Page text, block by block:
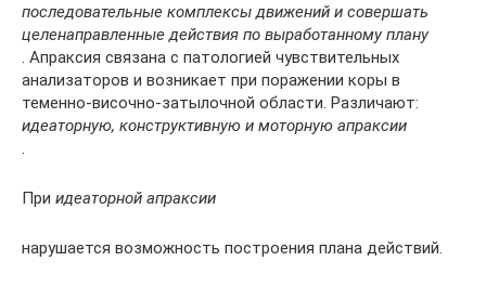
последовательные комплексы движений и совершать
целенаправленные действия по выработанному плану
. Апраксия связана с патологией чувствительных
анализаторов и возникает при поражении коры в
теменно-височно-затылочной области. Различают:
идеаторную, конструктивную и моторную апраксии
.
При идеаторной апраксии
нарушается возможность построения плана действий.